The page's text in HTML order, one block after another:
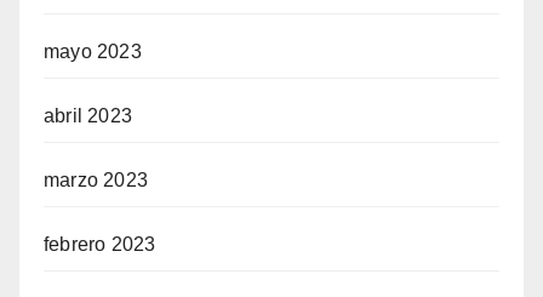
mayo 2023
abril 2023
marzo 2023
febrero 2023